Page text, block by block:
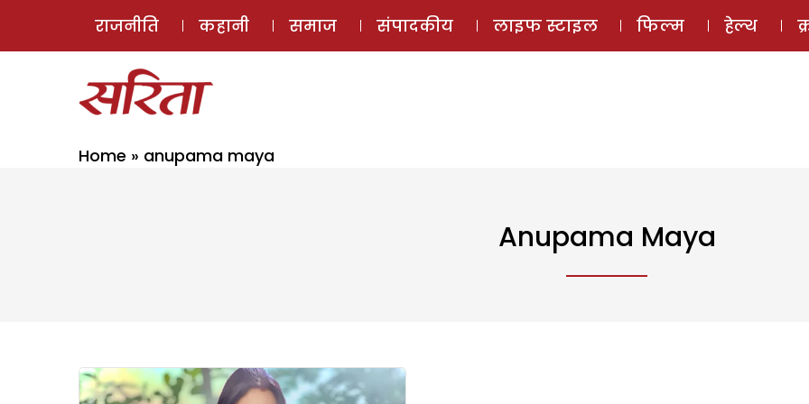
ई-मैगज़ीन
राजनीति कहानी समाज संपादकीय लाइफ स्टाइल फिल्म हेल्थ
Home » anupama maya
Anupama Maya